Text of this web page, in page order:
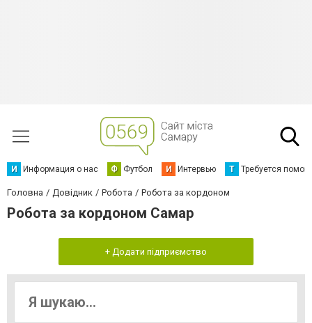
И Информация о нас Ф Футбол И Интервью Т Требуется
Головна Довідник Робота Робота за кордоном
Робота за кордоном Самар
+ Додати підприємство